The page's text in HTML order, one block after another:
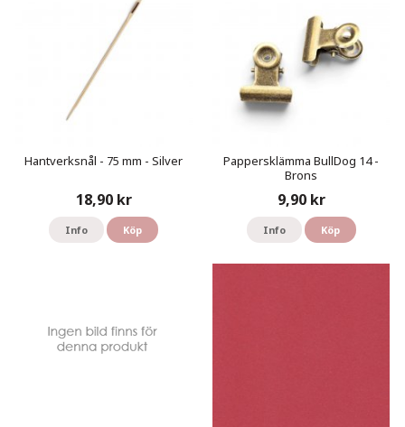
Hantverksnål - 75 mm - Silver
18,90 kr
Info Köp
Pappersklämma BullDog 14 -
Brons
9,90 kr
Info Köp